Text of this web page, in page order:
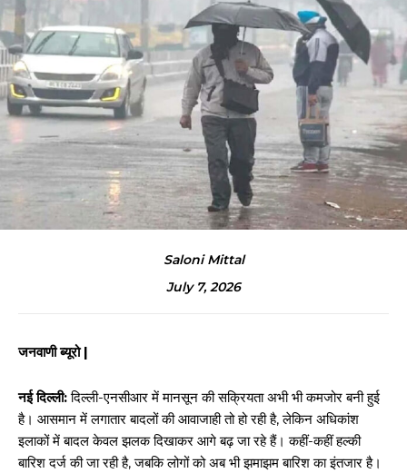
Saloni Mittal
July 7, 2026
जनवाणी ब्यूरो |
नई दिल्ली:दिल्ली-एनसीआर में मानसून की सक्रियता अभी भी कमजोर बनी हुई
है। आसमान में लगातार बादलों की आवाजाही तो हो रही है, लेकिन अधिकांश
इलाकों में बादल केवल झलक दिखाकर आगे बढ़ जा रहे हैं। कहीं-कहीं हल्की
बारिश दर्ज की जा रही है, जबकि लोगों को अब भी झमाझम बारिश का इंतजार है।